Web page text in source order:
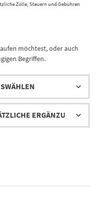
Zölle, Steuern und Gebühren
möchtest, oder auch
Begriffen.